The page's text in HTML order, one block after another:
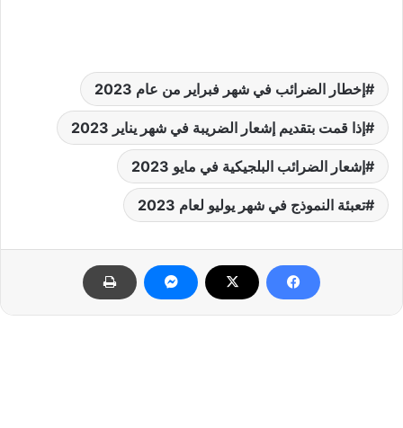
إخطار الضرائب في شهر فبراير من عام 2023
إذا قمت بتقديم إشعار الضريبة في شهر يناير 2023
إشعار الضرائب البلجيكية في مايو 2023
تعبئة النموذج في شهر يوليو لعام 2023